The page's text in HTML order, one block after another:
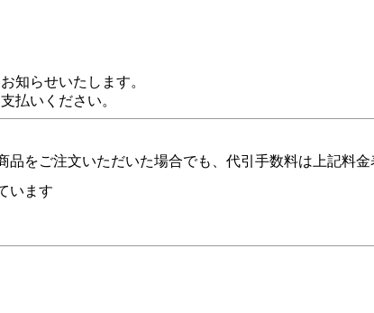
知らせいたします。
払いください。
品をご注文いただいた場合でも、代引手数料は上記料金
います